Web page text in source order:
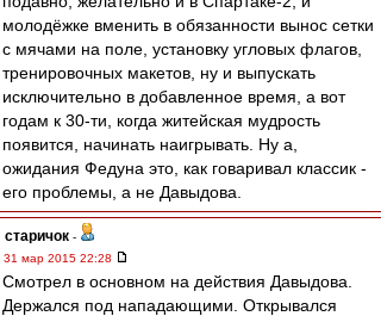
молодёжке вменить в обязанности вынос сетки
с мячами на поле, установку угловых флагов,
тренировочных макетов, ну и выпускать
исключительно в добавленное время, а вот
годам к 30-ти, когда житейская мудрость
появится, начинать наигрывать. Ну а,
ожидания Федуна это, как говаривал классик -
его проблемы, а не Давыдова.
старичок -
31 мар 2015 22:28
Смотрел в основном на действия Давыдова.
Держался под нападающими. Открывался